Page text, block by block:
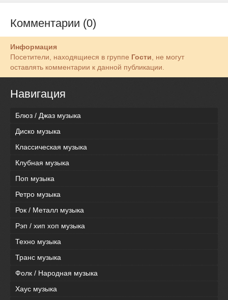
Комментарии (0)
Информация
Посетители, находящиеся в группе Гости, не могут
оставлять комментарии к данной публикации.
Навигация
Блюз / Джаз музыка
Диско музыка
Классическая музыка
Клубная музыка
Поп музыка
Ретро музыка
Рок / Металл музыка
Рэп / хип хоп музыка
Техно музыка
Транс музыка
Фолк / Народная музыка
Хаус музыка